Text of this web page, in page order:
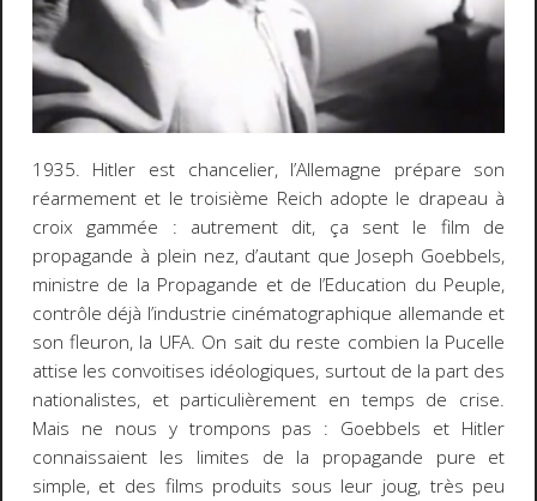
1935. Hitler est chancelier, l’Allemagne prépare son
réarmement et le troisième Reich adopte le drapeau à
croix gammée : autrement dit, ça sent le film de
propagande à plein nez, d’autant que Joseph Goebbels,
ministre de la Propagande et de l’Education du Peuple,
contrôle déjà l’industrie cinématographique allemande et
son fleuron, la UFA. On sait du reste combien la Pucelle
attise les convoitises idéologiques, surtout de la part des
nationalistes, et particulièrement en temps de crise.
Mais ne nous y trompons pas : Goebbels et Hitler
connaissaient les limites de la propagande pure et
simple, et des films produits sous leur joug, très peu